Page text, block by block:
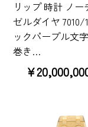
リップ 時計 ノー
ゼルダイヤ 7010/
ックパープル文
巻き…